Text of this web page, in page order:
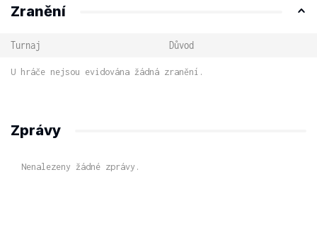
Zranění
Turnaj Důvod
U hráče nejsou evidována žádná zranění.
Zprávy
Nenalezeny žádné zprávy.